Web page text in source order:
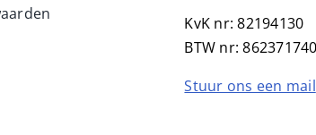
KvK nr: 82194130
BTW nr:
Stuur ons een mail